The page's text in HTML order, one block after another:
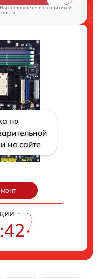
соглашаетесь cполитикой
по
на сайте